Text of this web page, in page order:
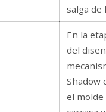
salga de
En la
del
Shadow
el molde